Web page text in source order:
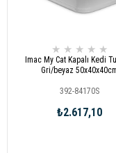
★ ★ ★ ★ ★
Imac My Cat Kapalı Kedi
Gri/beyaz
392-84170S
₺2.617,10